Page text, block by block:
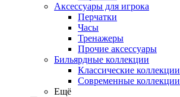
Аксессуары для игрока
Перчатки
Часы
Тренажеры
Прочие аксессуары
Бильярдные коллекции
Классические коллекции
Современные коллекции
Ещё